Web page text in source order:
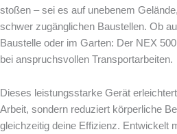
stoßen – sei es auf unebenem
schwer zugänglichen Baustellen. Ob
Baustelle oder im Garten: Der NEX
bei anspruchsvollen Transportarbeiten.
Dieses leistungsstarke Gerät
Arbeit, sondern reduziert körperliche
gleichzeitig deine Effizienz. Entwickelt